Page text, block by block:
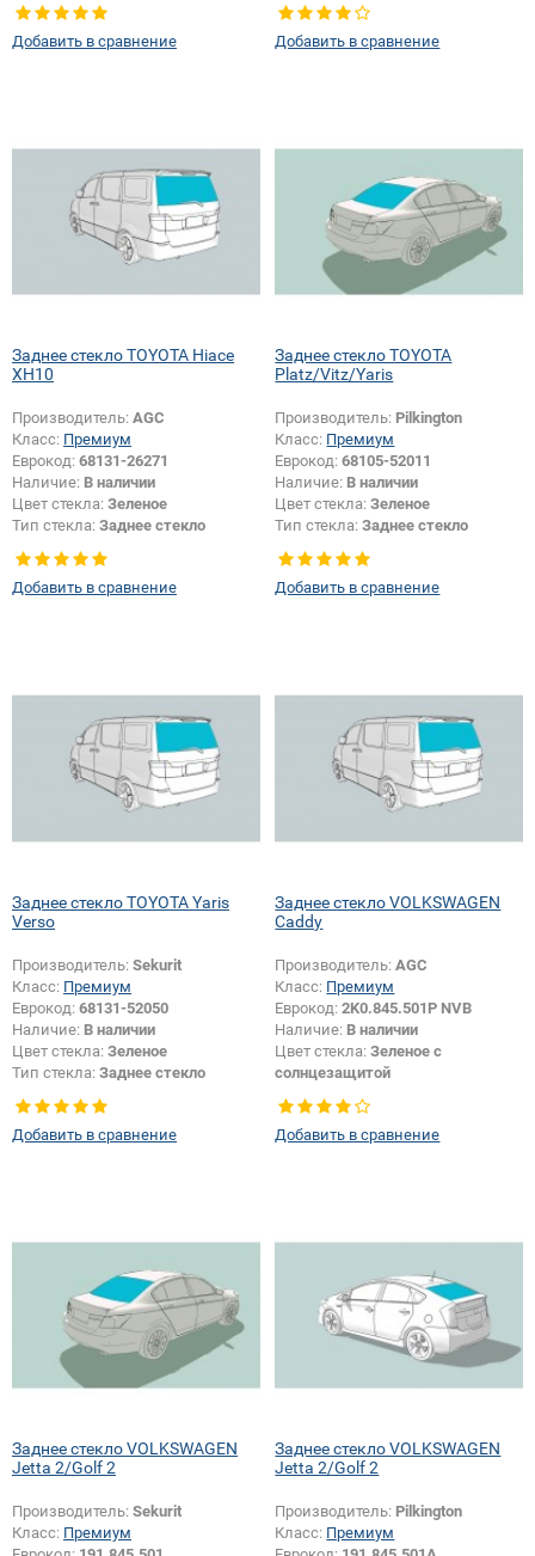
Добавить в сравнение Добавить в сравнение
Заднее стекло TOYOTA Hiace
XH10
Производитель: AGC
Класс: Премиум
Еврокод: 68131-26271
Наличие: В наличии
Цвет стекла: Зеленое
Тип стекла: Заднее стекло
Добавить в сравнение
Заднее стекло TOYOTA
Platz/Vitz/Yaris
Производитель: Pilkington
Класс: Премиум
Еврокод:68105-52011
Наличие: В наличии
Цвет стекла:Зеленое
Тип стекла:Заднее стекло
Добавить в сравнение
Заднее стекло TOYOTA Yaris
Verso
Производитель: Sekurit
Класс: Премиум
Еврокод: 68131-52050
Наличие: В наличии
Цвет стекла: Зеленое
Тип стекла: Заднее стекло
Добавить в сравнение
Заднее стекло VOLKSWAGEN
Caddy
Производитель:AGC
Класс: Премиум
Еврокод:2K0.845.501P NVB
Наличие: В наличии
Цвет стекла:Зеленое с
солнцезащитой
Добавить в сравнение
Заднее стекло VOLKSWAGEN
Jetta 2/Golf 2
Производитель: Sekurit
Класс: Премиум
Заднее стекло VOLKSWAGEN
Jetta 2/Golf 2
Производитель: Pilkington
Класс: Премиум